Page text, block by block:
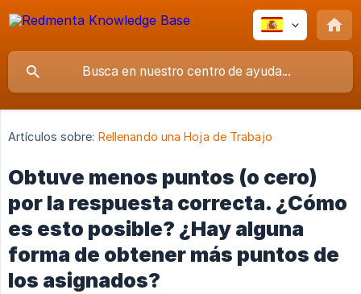
Artículos sobre: Rellenando una Hoja de Trabajo
Obtuve menos puntos (o cero)
por la respuesta correcta. ¿Cómo
es esto posible? ¿Hay alguna
forma de obtener más puntos de
los asignados?